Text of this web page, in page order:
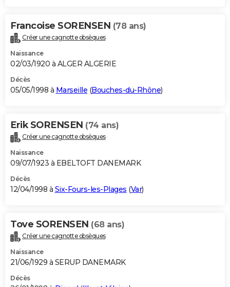
Francoise SORENSEN (78 ans)
Créer une cagnotte obsèques
Naissance
02/03/1920 à ALGER ALGERIE
Décès
05/05/1998 à Marseille (Bouches-du-Rhône)
Erik SORENSEN (74 ans)
Créer une cagnotte obsèques
Naissance
09/07/1923 à EBELTOFT DANEMARK
Décès
12/04/1998 à Six-Fours-les-Plages (Var)
Tove SORENSEN (68 ans)
Créer une cagnotte obsèques
Naissance
21/06/1929 à SERUP DANEMARK
Décès